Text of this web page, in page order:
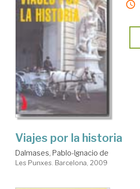
Viajes por la historia
Dalmases, Pablo-Ignacio de
Les Punxes. Barcelona, 2009